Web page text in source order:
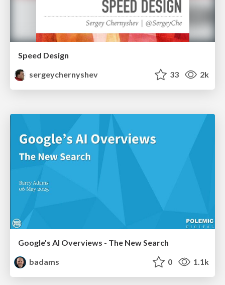
Speed Design
sergeychernyshev
33 2k
Google's AI Overviews - The New Search
badams
0 1.1k